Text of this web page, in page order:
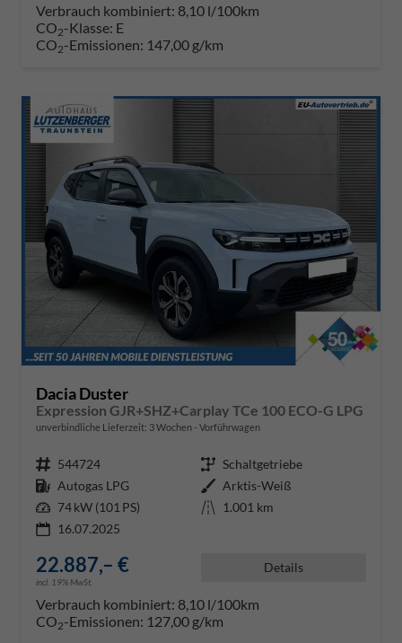
Verbrauch kombiniert: 8,10 l/100km
CO2-Klasse: E
CO2-Emissionen: 147,00 g/km
Dacia Duster
Expression GJR+SHZ+Carplay TCe 100 ECO-G LPG
unverbindliche Lieferzeit: 3 Wochen Vorführwagen
Fahrzeugnr. 544724 Getriebe Schaltgetriebe
Kraftstoff Autogas LPG Außenfarbe Arktis-Weiß
Leistung 74 kW (101 PS) Kilometerstand 1.001 km
16.07.2025
22.887,– €
incl. 19% MwSt.
Details
Verbrauch kombiniert: 8,10 l/100km
CO2-Emissionen: 127,00 g/km